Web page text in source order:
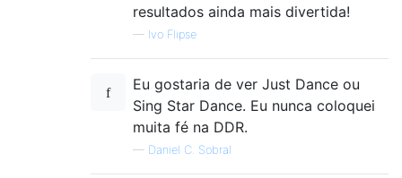
resultados ainda mais divertida!
— Ivo Flipse
Eu gostaria de ver Just Dance ou
Sing Star Dance. Eu nunca coloquei
muita fé na DDR.
— Daniel C. Sobral